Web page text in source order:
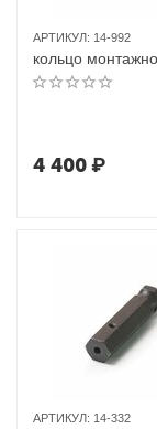
АРТИКУЛ: 14-992
кольцо
4 400₽
АРТИКУЛ: 14-332